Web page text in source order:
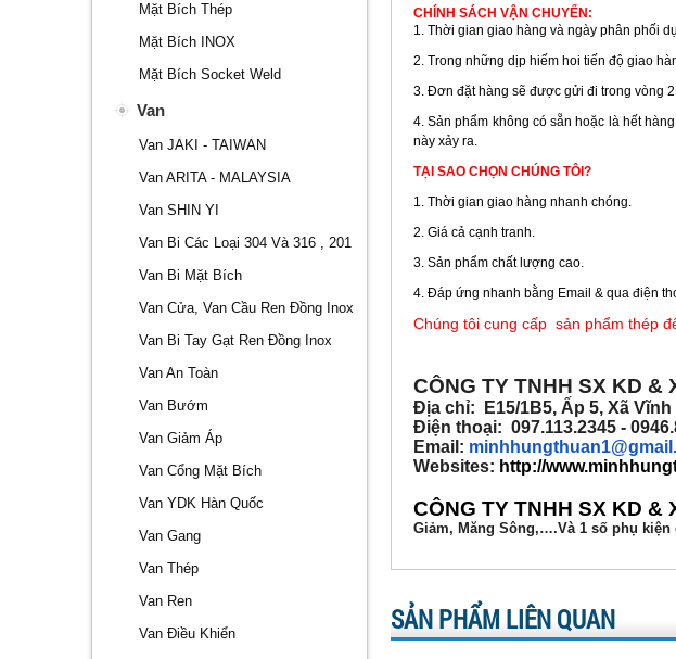
Mặt Bích Thép
Mặt Bích INOX
Mặt Bích Socket Weld
Van
Van JAKI - TAIWAN
Van ARITA - MALAYSIA
Van SHIN YI
Van Bi Các Loại 304 Và 316 , 201
Van Bi Mặt Bích
Van Cửa, Van Cầu Ren Đồng Inox
Van Bi Tay Gạt Ren Đồng Inox
Van An Toàn
Van Bướm
Van Giảm Áp
Van Cổng Mặt Bích
Van YDK Hàn Quốc
Van Gang
Van Thép
Van Ren
Van Điều Khiển
CHÍNH SÁCH VẬN CHUYỂN:
1. Thời gian giao hàng và ngày phân phối
2. Trong những dịp hiếm hoi tiến độ giao
3. Đơn đặt hàng sẽ được gửi đi trong vòng
4. Sản phẩm không có sẵn hoặc là hết
này xảy ra.
TẠI SAO CHỌN CHÚNG TÔI?
1. Thời gian giao hàng nhanh chóng.
2. Giá cả cạnh tranh.
3. Sản phẩm chất lượng cao.
4. Đáp ứng nhanh bằng Email & qua điện
Chúng tôi cung cấp sản phẩm thép
CÔNG TY TNHH SX KD &
Địa chỉ: E15/1B5, Ấp 5, Xã
Điện thoại: 097.113.2345 -
Email:
Websites: http://
CÔNG TY TNHH SX KD &
Giảm, Măng Sông,….Và 1 số phụ
SẢN PHẨM LIÊN QUAN